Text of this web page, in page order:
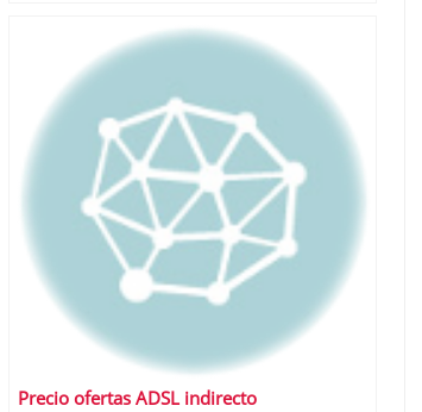
Precio ofertas ADSL indirecto